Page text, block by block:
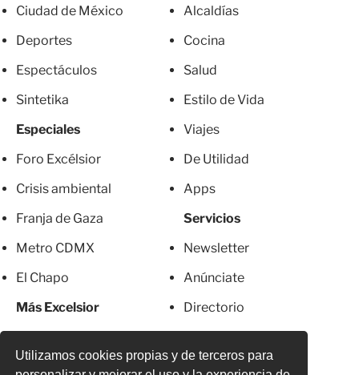
Utilizamos cookies propias y de terceros para
Ciudad de México
Deportes
Espectáculos
Sintetika
Especiales
Foro Excélsior
Crisis ambiental
Franja de Gaza
Metro CDMX
El Chapo
Más Excelsior
Alcaldías
Cocina
Salud
Estilo de Vida
Viajes
De Utilidad
Apps
Servicios
Newsletter
Anúnciate
Directorio